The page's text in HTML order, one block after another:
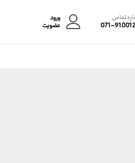
تماس
071-
ورود
عضویت